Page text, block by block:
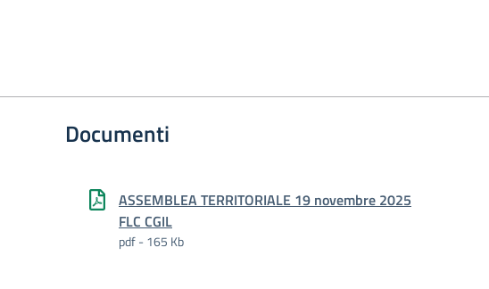
Documenti
ASSEMBLEA TERRITORIALE 19 novembre 2025
FLC CGIL
pdf - 165 Kb